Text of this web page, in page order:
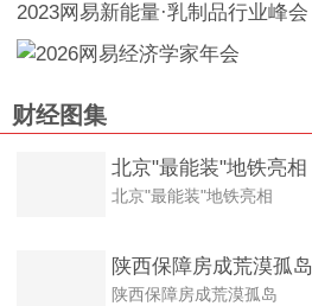
2023网易新能量·乳制品行业峰会
财经图集
北京"最能装"地铁亮相
北京"最能装"地铁亮相
陕西保障房成荒漠孤岛
陕西保障房成荒漠孤岛